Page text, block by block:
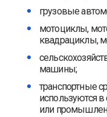
грузовые
мотоциклы,
квадрациклы,
машины;
транспортные
используются в
или